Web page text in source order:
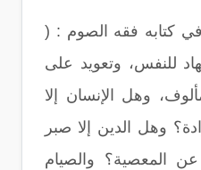
كتابه فقه الصوم : (
للنفس، وتعويد على
وهل الإنسان إلا
وهل الدين إلا صبر
المعصية؟ والصيام